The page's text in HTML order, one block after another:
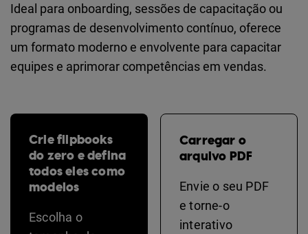
Ideal para onboarding, sessões de capacitação ou
programas de desenvolvimento contínuo, oferece
um formato moderno e envolvente para capacitar
equipes e aprimorar competências em vendas.
Crie flipbooks
do zero e defina
todos eles como
modelos
Escolha o
Carregar o
arquivo PDF
Envie o seu PDF
e torne-o
interativo